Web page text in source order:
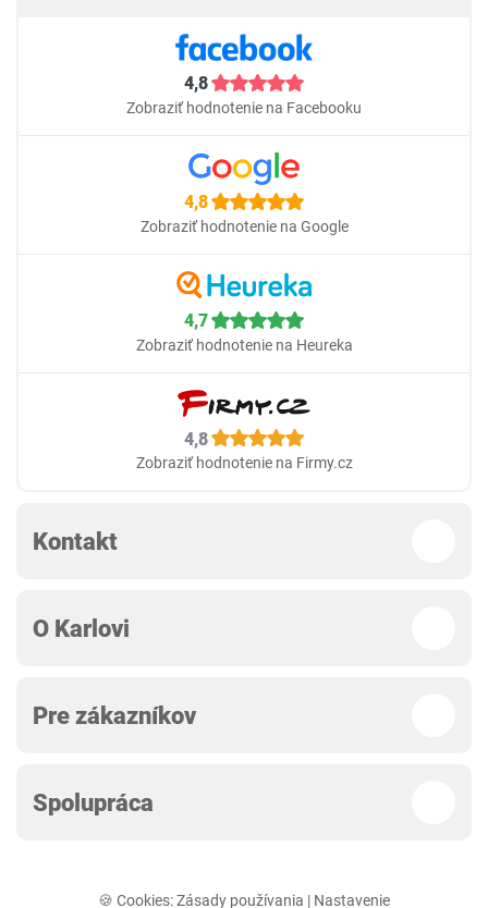
4,8
Zobraziť hodnotenie na Facebooku
4,8
Zobraziť hodnotenie na Google
4,7
Zobraziť hodnotenie na Heureka
4,8
Zobraziť hodnotenie na Firmy.cz
Kontakt
O Karlovi
Pre zákazníkov
Spolupráca
🍪 Cookies:Zásady používania | Nastavenie